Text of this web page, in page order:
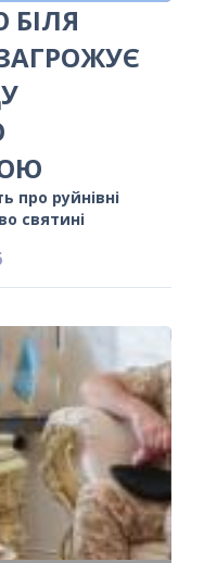
БІЛЯ
про руйнівні
святині